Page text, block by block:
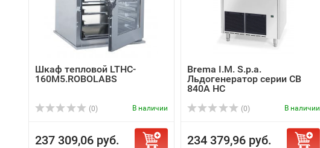
Шкаф тепловой LTHC-
160М5.ROBOLABS
(0) В наличии
237 309,06 руб.
Brema I.M. S.p.a.
Льдогенератор серии CB
840A HC
(0) В наличии
234 379,96 руб.